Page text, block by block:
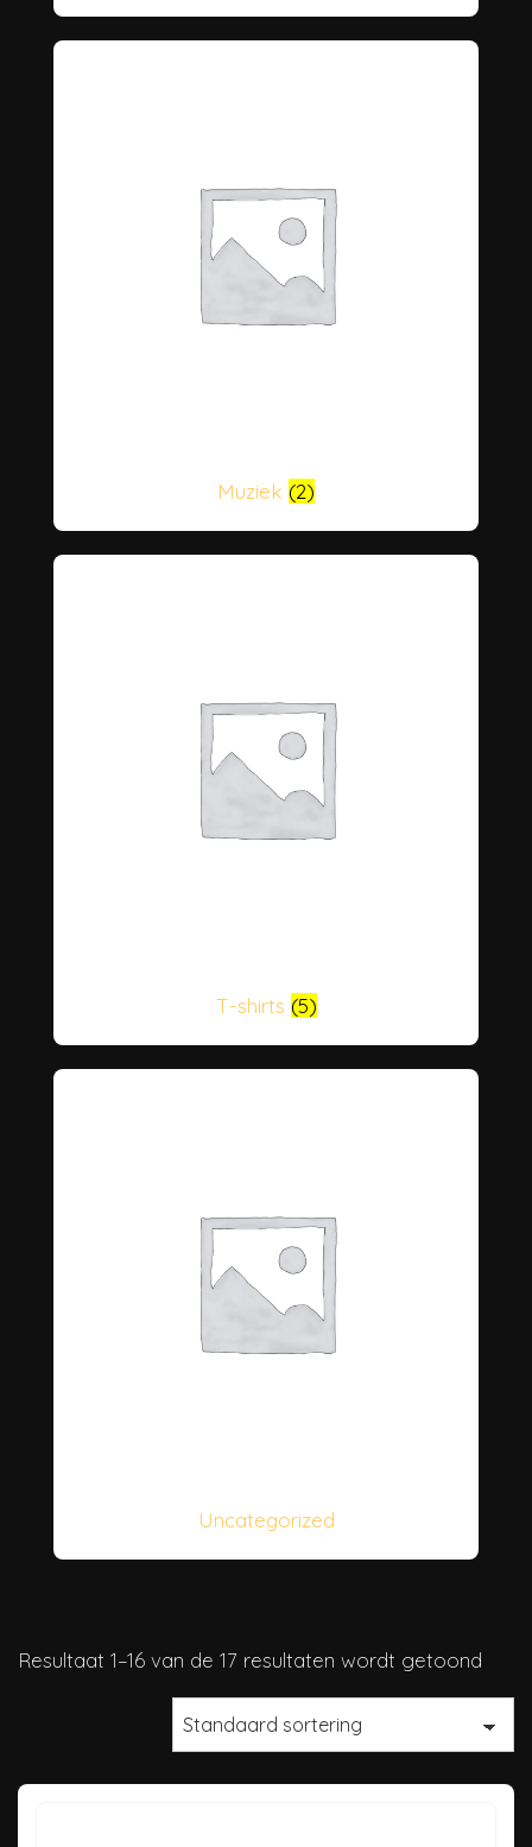
Muziek (2)
T-shirts (5)
Uncategorized
Resultaat 1–16 van de 17 resultaten wordt getoond